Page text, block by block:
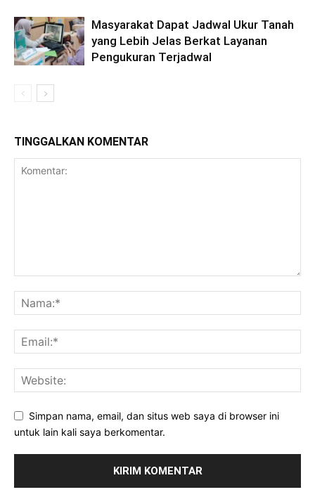
Masyarakat Dapat Jadwal Ukur Tanah
yang Lebih Jelas Berkat Layanan
Pengukuran Terjadwal
TINGGALKAN KOMENTAR
Simpan nama, email, dan situs web saya di browser ini
untuk lain kali saya berkomentar.